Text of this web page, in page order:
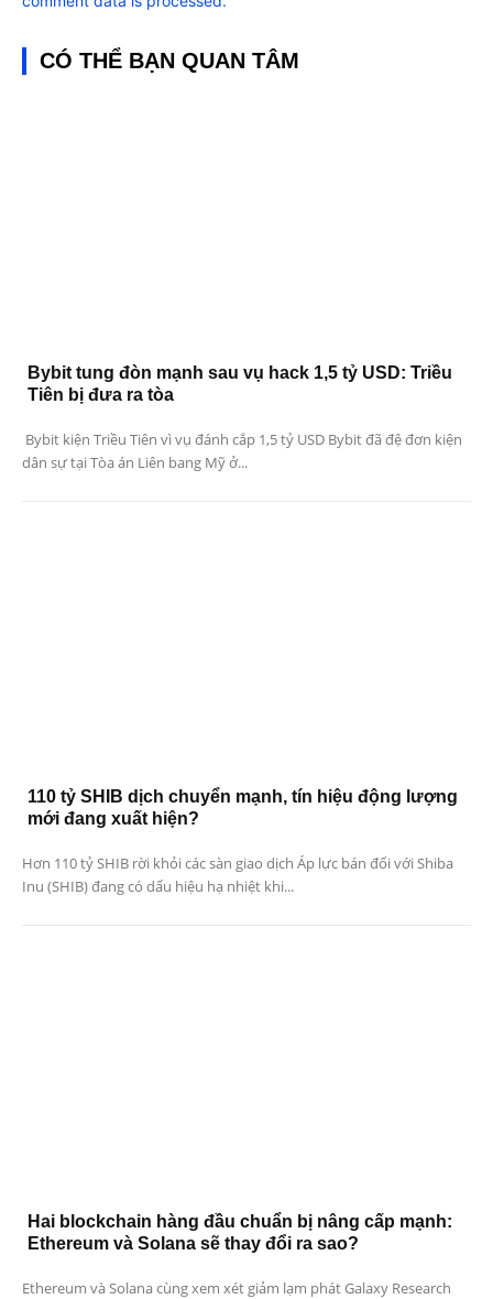
CÓ THỂ BẠN QUAN TÂM
Bybit tung đòn mạnh sau vụ hack 1,5 tỷ USD: Triều
Tiên bị đưa ra tòa
Bybit kiện Triều Tiên vì vụ đánh cắp 1,5 tỷ USD Bybit đã đệ đơn kiện
dân sự tại Tòa án Liên bang Mỹ ở...
110 tỷ SHIB dịch chuyển mạnh, tín hiệu động lượng
mới đang xuất hiện?
Hơn 110 tỷ SHIB rời khỏi các sàn giao dịch Áp lực bán đối với Shiba
Inu (SHIB) đang có dấu hiệu hạ nhiệt khi...
Hai blockchain hàng đầu chuẩn bị nâng cấp mạnh:
Ethereum và Solana sẽ thay đổi ra sao?
Ethereum và Solana cùng xem xét giảm lạm phát Galaxy Research